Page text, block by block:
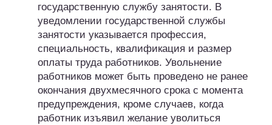
государственную службу занятости. В
уведомлении государственной службы
занятости указывается профессия,
специальность, квалификация и размер
оплаты труда работников. Увольнение
работников может быть проведено не ранее
окончания двухмесячного срока с момента
предупреждения, кроме случаев, когда
работник изъявил желание уволиться